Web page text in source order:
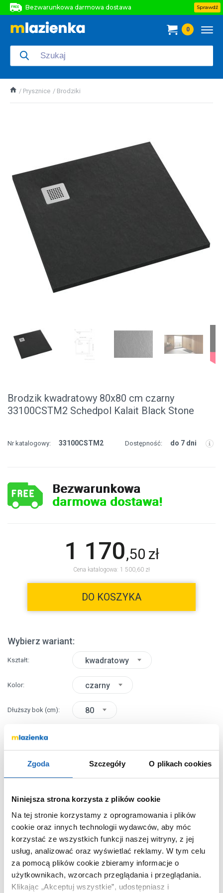
Zgoda Szczegóły O plikach cookies
Niniejsza strona korzysta z plików cookie
Na tej stronie korzystamy z oprogramowania i plików
cookie oraz innych technologii wydawców, aby móc
korzystać ze wszystkich funkcji naszej witryny, z jej
usług, analizować oraz wyświetlać reklamy. W tym celu
za pomocą plików cookie zbieramy informacje o
użytkownikach, wzorcach przeglądania i przeglądania.
Klikając „Akceptuj wszystkie”, udostępniasz i
Bezwarunkowa darmowa dostawa
Bezwarunkowa darmowa dostawa
Sprawdź
0
Prysznice Brodziki
Brodzik kwadratowy 80x80 cm czarny
33100CSTM2 Schedpol Kalait Black Stone
Nr katalogowy: 33100CSTM2 Dostępność: do 7 dni
Bezwarunkowa
darmowa dostawa!
1 170,50 zł
Cena katalogowa: 1 500,60 zł
DO KOSZYKA
Wybierz wariant:
Kształt kwadratowy
Kolor czarny
Dłuższy bok (cm) 80
Krótszy bok(cm)
Chcesz zamówić telefonicznie?
OPIS PRODUKTU
Schedpol
Seria
Kalait Black Stone
Nr katalogowy
33100CSTM2
Kształt
kwadratowy